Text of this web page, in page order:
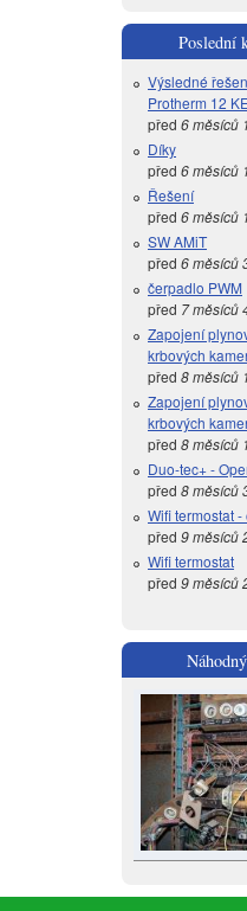
Poslední
Výsledné
Protherm 12
před 6 měsíců
Díky
před 6 měsíců
Řešení
před 6 měsíců
SW AMiT
před 6 měsíců
čerpadlo PWM
před 7 měsíců
Zapojení
krbových
před 8 měsíců
Zapojení
krbových
před 8 měsíců
Duo-tec+ -
před 8 měsíců
Wifi termostat
před 9 měsíců
Wifi termostat
před 9 měsíců